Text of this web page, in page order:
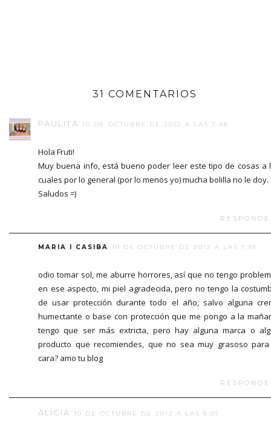
31 COMENTARIOS
PAULITA 10 DE OCTUBRE DE 2012 A LAS 7:48
Hola Fruti!
Muy buena info, está bueno poder leer este tipo de cosas a
cuales por lo general (por lo menos yo) mucha bolilla no le doy.
Saludos =)
MARIA I CASIBA 10 DE OCTUBRE DE 2012 A LAS 7:55
odio tomar sol, me aburre horrores, así que no tengo
en ese aspecto, mi piel agradecida, pero no tengo la
de usar protección durante todo el año, salvo alguna
humectante o base con protección que me pongo a la
tengo que ser más extricta, pero hay alguna marca o
producto que recomiendes, que no sea muy grasoso
cara? amo tu blog
ALICIA 10 DE OCTUBRE DE 2012 A LAS 8:05